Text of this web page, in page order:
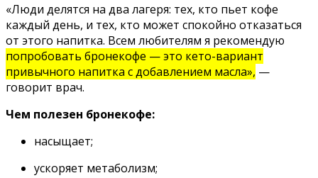
«Люди делятся на два лагеря: тех, кто пьет кофе
каждый день, и тех, кто может спокойно отказаться
от этого напитка. Всем любителям я рекомендую
попробовать бронекофе — это кето-вариант
привычного напитка с добавлением масла», —
говорит врач.
Чем полезен бронекофе:
насыщает;
ускоряет метаболизм;